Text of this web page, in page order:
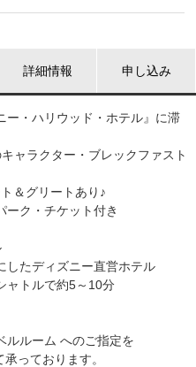
詳細情報 申し込み
・ハリウッド・ホテル』に滞
ャラクター・ブレックファスト
＆グリートあり♪
ーク・チケット付き
したディズニー直営ホテル
ャトルで約5～10分
ルルーム へのご指定を
っております。